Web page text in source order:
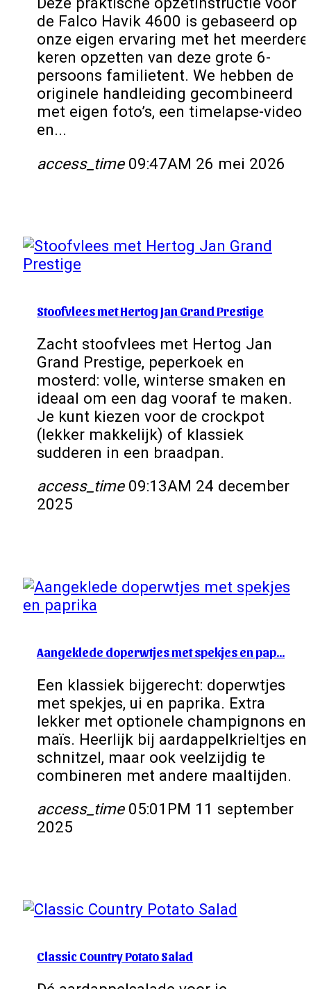
de Falco Havik 4600 is gebaseerd op
onze eigen ervaring met het meerdere
keren opzetten van deze grote 6-
persoons familietent. We hebben de
originele handleiding gecombineerd
met eigen foto’s, een timelapse-video
en...
access_time09:47AM 26 mei 2026
Stoofvlees met Hertog Jan Grand Prestige
Zacht stoofvlees met Hertog Jan
Grand Prestige, peperkoek en
mosterd: volle, winterse smaken en
ideaal om een dag vooraf te maken.
Je kunt kiezen voor de crockpot
(lekker makkelijk) of klassiek
sudderen in een braadpan.
access_time09:13AM 24 december
2025
Aangeklede doperwtjes met spekjes en pap…
Een klassiek bijgerecht: doperwtjes
met spekjes, ui en paprika. Extra
lekker met optionele champignons en
maïs. Heerlijk bij aardappelkrieltjes en
schnitzel, maar ook veelzijdig te
combineren met andere maaltijden.
access_time05:01PM 11 september
2025
Classic Country Potato Salad